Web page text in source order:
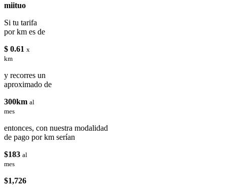
miituo
Si tu tarifa
por km es de
$ 0.61 x
km
y recorres un
aproximado de
300km al
mes
entonces, con nuestra modalidad
de pago por km serían
$183 al
mes
$1,726